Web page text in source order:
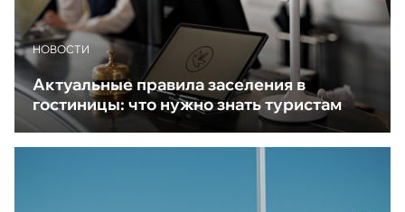
НОВОСТИ
Актуальные правила заселения в
гостиницы: что нужно знать туристам